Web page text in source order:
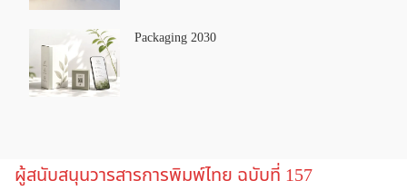
Packaging 2030
ผู้สนับสนุนวารสารการพิมพ์ไทย ฉบับที่ 157